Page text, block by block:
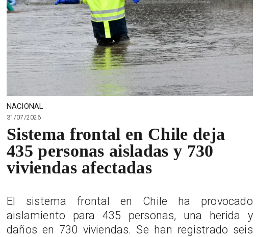
NACIONAL
31/07/2026
Sistema frontal en Chile deja
435 personas aisladas y 730
viviendas afectadas
El sistema frontal en Chile ha provocado
aislamiento para 435 personas, una herida y
daños en 730 viviendas. Se han registrado seis